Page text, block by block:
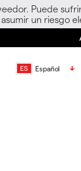
Puede
un riesgo
Español